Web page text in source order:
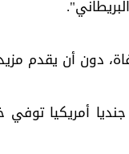
دون أن يقدم
أمريكيا